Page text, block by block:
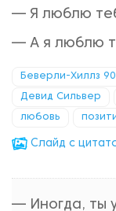
— Я люблю
— А я люблю
Беверли-Хиллз
Девид Сильвер
любовь
Cлайд с
— Иногда, ты